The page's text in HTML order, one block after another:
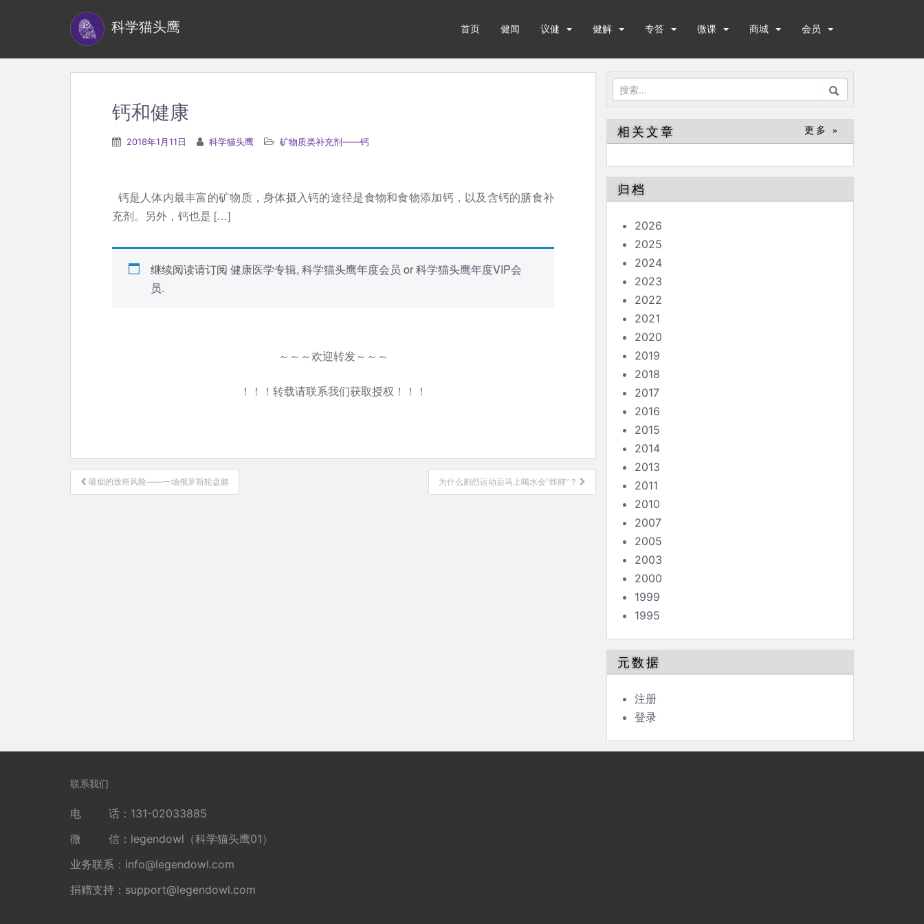
科学猫头鹰 首页 健闻 议健 健解 专答 微课 商城 会员
搜
索：
钙和健康
2018年1月11日 科学猫头鹰 矿物质类补充剂——钙
钙是人体内最丰富的矿物质，身体摄入钙的途径是食物和食物添加钙，以及含钙的膳食补
充剂。另外，钙也是 […]
继续阅读请订阅 健康医学专辑, 科学猫头鹰年度会员 or科学猫头鹰年度VIP会
员.
～～～欢迎转发～～～
！！！转载请联系我们获取授权！！！
文
章
吸烟的致癌风险——一场俄罗斯轮盘赌 为什么剧烈运动后马上喝水会“炸肺”？
相关文章 更多 »
归档
2026
2025
2024
2023
2022
2021
2020
2019
2018
2017
2016
2015
2014
2013
2011
2010
2007
2005
2003
2000
1999
1995
元数据
注册
登录
联系我们
电 话：131-02033885
微 信：legendowl（科学猫头鹰01）
业务联系： info@legendowl.com
捐赠支持： support@legendowl.com